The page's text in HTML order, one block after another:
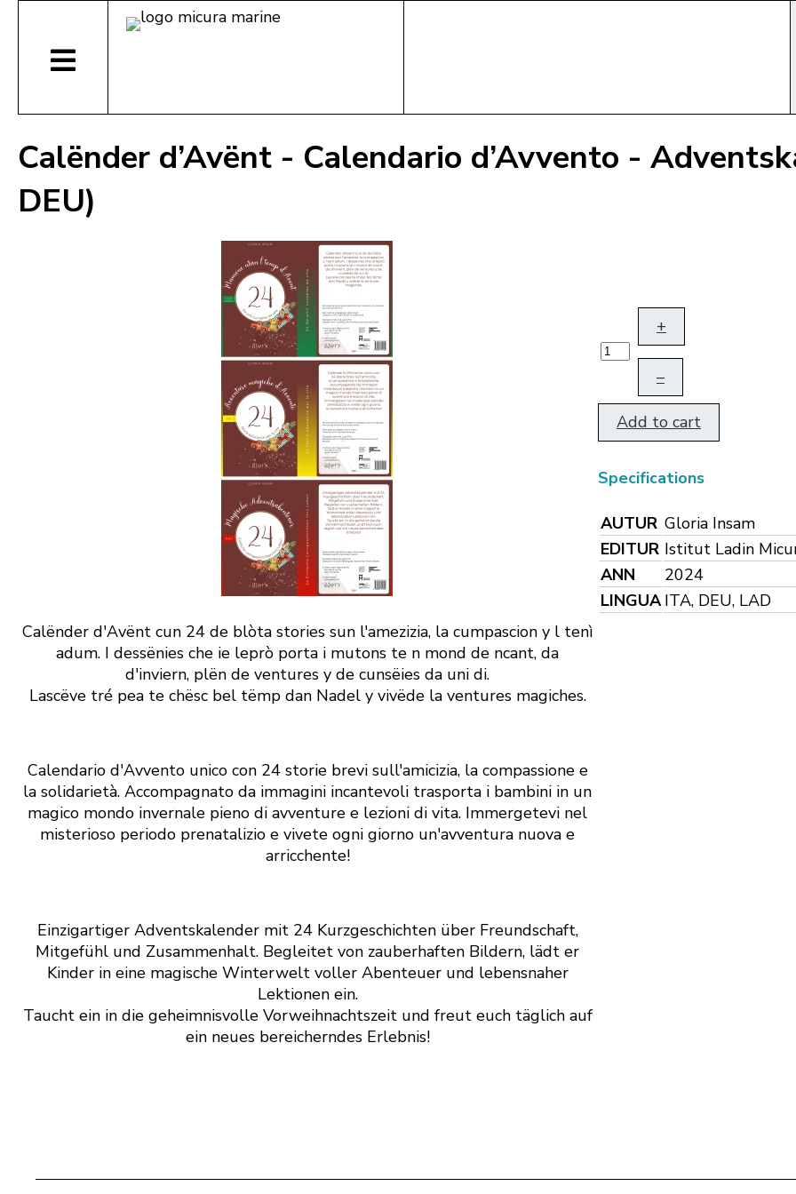
Calënder d’Avënt - Calendario d’Avvento -
DEU)
Calënder d'Avënt cun 24 de blòta stories sun l'amezizia, la cumpascion y l tenì
adum. I dessënies che ie leprò porta i mutons te n mond de ncant, da
d'inviern, plën de ventures y de cunsëies da uni di.
Lascëve tré pea te chësc bel tëmp dan Nadel y vivëde la ventures magiches.
Calendario d'Avvento unico con 24 storie brevi sull'amicizia, la compassione e
la solidarietà. Accompagnato da immagini incantevoli trasporta i bambini in un
magico mondo invernale pieno di avventure e lezioni di vita. Immergetevi nel
misterioso periodo prenatalizio e vivete ogni giorno un'avventura nuova e
arricchente!
Einzigartiger Adventskalender mit 24 Kurzgeschichten über Freundschaft,
Mitgefühl und Zusammenhalt. Begleitet von zauberhaften Bildern, lädt er
Kinder in eine magische Winterwelt voller Abenteuer und lebensnaher
Lektionen ein.
Taucht ein in die geheimnisvolle Vorweihnachtszeit und freut euch täglich auf
ein neues bereicherndes Erlebnis!
+
–
Add to cart
Specifications
AUTUR Gloria Insam
EDITUR Istitut Ladin
ANN
2024
LINGUA ITA, DEU, LAD